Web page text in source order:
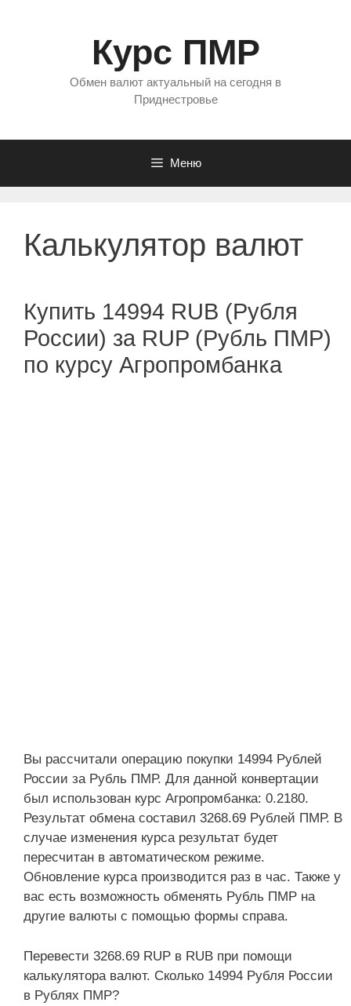
Курс ПМР
Обмен валют актуальный на сегодня в
Приднестровье
Меню
Калькулятор валют
Купить 14994 RUB (Рубля
России) за RUP (Рубль ПМР)
по курсу Агропромбанка
Вы рассчитали операцию покупки 14994 Рублей
России за Рубль ПМР. Для данной конвертации
был использован курс Агропромбанка: 0.2180.
Результат обмена составил 3268.69 Рублей ПМР. В
случае изменения курса результат будет
пересчитан в автоматическом режиме.
Обновление курса производится раз в час. Также у
вас есть возможность обменять Рубль ПМР на
другие валюты с помощью формы справа.
Перевести 3268.69 RUP в RUB при помощи
калькулятора валют. Сколько 14994 Рубля России
в Рублях ПМР?